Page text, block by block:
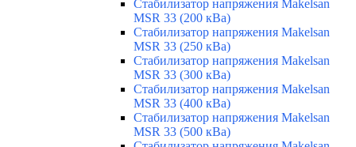
Стабилизатор напряжения Makelsan
MSR 33 (200 кВа)
Стабилизатор напряжения Makelsan
MSR 33 (250 кВа)
Стабилизатор напряжения Makelsan
MSR 33 (300 кВа)
Стабилизатор напряжения Makelsan
MSR 33 (400 кВа)
Стабилизатор напряжения Makelsan
MSR 33 (500 кВа)